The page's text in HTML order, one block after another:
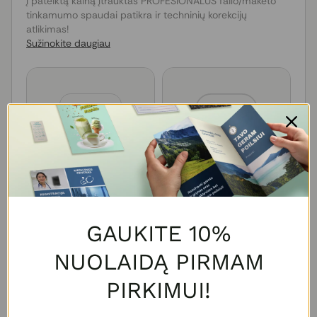
tinkamumo spaudai patikra ir techninių korekcijų
atlikimas!
Sužinokite daugiau
Įkelti / Kurti maketą Maketavimas (€ 40,00)
GAUKITE 10%
NUOLAIDĄ PIRMAM
PIRKIMUI!